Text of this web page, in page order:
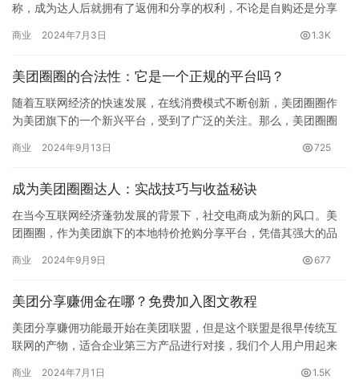
称，成为达人后就拥有了返佣和分享的权利，不论是自购还是分享
月…
商业 2024年7月3日 1.3K
美团圈圈的合法性：它是一个正规的平台吗？
随着互联网经济的快速发展，在线消费模式不断创新，美团圈圈作
为美团旗下的一个新兴平台，受到了广泛的关注。那么，美团圈圈
圈…
商业 2024年9月13日 725
成为美团圈圈达人：实战技巧与收益秘诀
在当今互联网经济蓬勃发展的背景下，社交电商成为新的风口。美
团圈圈，作为美团旗下的本地特价抢购分享平台，凭借其强大的品
讨如何…
商业 2024年9月9日 677
美团分享赚佣金在哪？免费加入图文教程
美团分享赚佣功能最开始在美团联盟，但是这个联盟是很早传统互
联网的产物，适合企业第三方产品进行对接，我们个人用户用起来
补在社…
商业 2024年7月1日 1.5K